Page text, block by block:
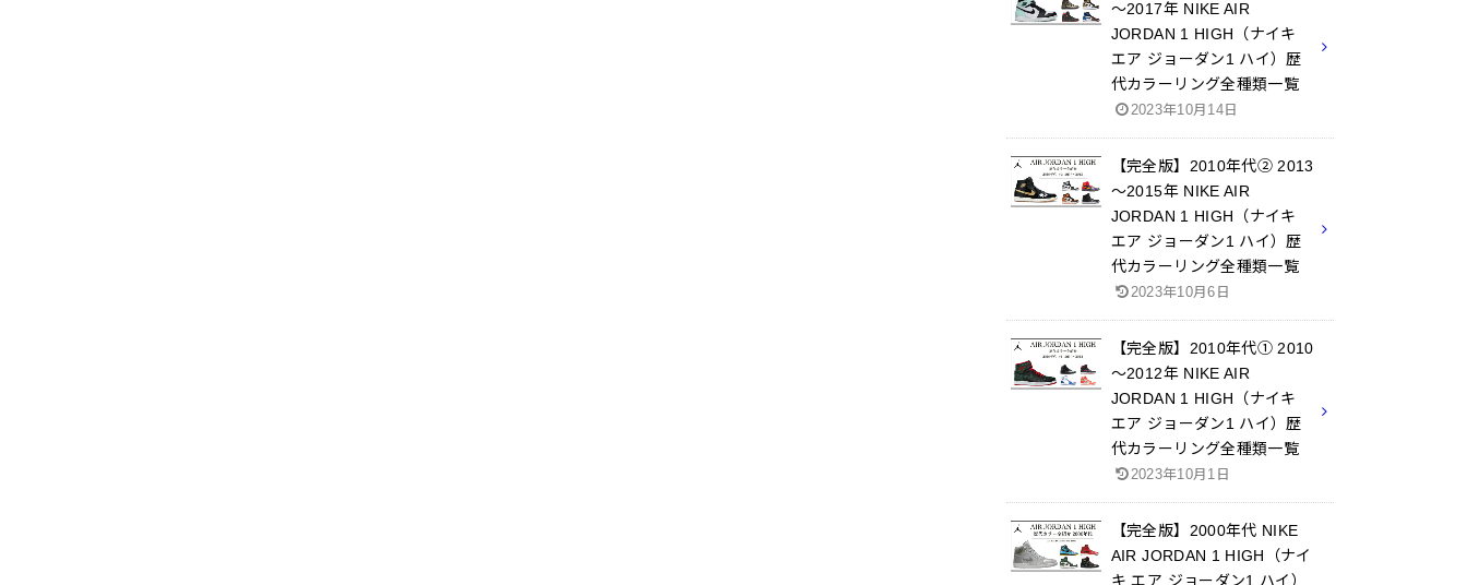
～2017年 NIKE AIR
JORDAN 1 HIGH（ナイキ
エア ジョーダン1 ハイ）歴
代カラーリング全種類一覧
2023年10月14日
【完全版】2010年代② 2013
～2015年 NIKE AIR
JORDAN 1 HIGH（ナイキ
エア ジョーダン1 ハイ）歴
代カラーリング全種類一覧
2023年10月6日
【完全版】2010年代① 2010
～2012年 NIKE AIR
JORDAN 1 HIGH（ナイキ
エア ジョーダン1 ハイ）歴
代カラーリング全種類一覧
2023年10月1日
【完全版】2000年代 NIKE
AIR JORDAN 1 HIGH（ナイ
キ エア ジョーダン1 ハイ）